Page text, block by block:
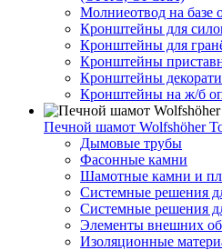
Молниеотвод на
Кронштейны для
Кронштейны для
Кронштейны
Кронштейны
Кронштейны на ж/б
Печной шамот Wolfshöher
Дымовые трубы
Фасонные камни
Шамотные камни и
Системные решения
Системные решения
Элементы внешних
Изоляционные